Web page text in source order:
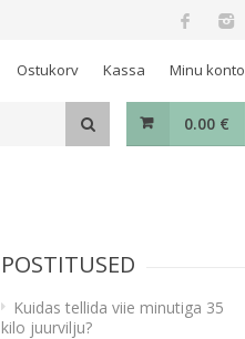
Ostukorv Kassa Minu konto
0.00 €
POSTITUSED
Kuidas tellida viie minutiga 35
kilo juurvilju?